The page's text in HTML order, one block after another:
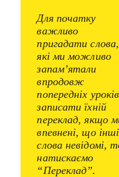
Для початку
важливо
пригадати слова,
які ми можливо
запам’ятали
впродовж
попередніх
записати їхній
переклад, якщо
впевнені, що інші
слова невідомі,
натискаємо
“Переклад”.